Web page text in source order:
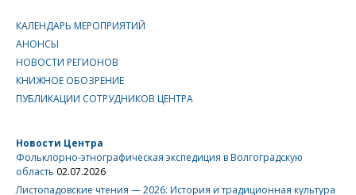
КАЛЕНДАРЬ МЕРОПРИЯТИЙ
АНОНСЫ
НОВОСТИ РЕГИОНОВ
КНИЖНОЕ ОБОЗРЕНИЕ
ПУБЛИКАЦИИ СОТРУДНИКОВ ЦЕНТРА
Новости Центра
Фольклорно-этнографическая экспедиция в Волгоградскую
область 02.07.2026
Листопадовские чтения — 2026: История и традиционная культура